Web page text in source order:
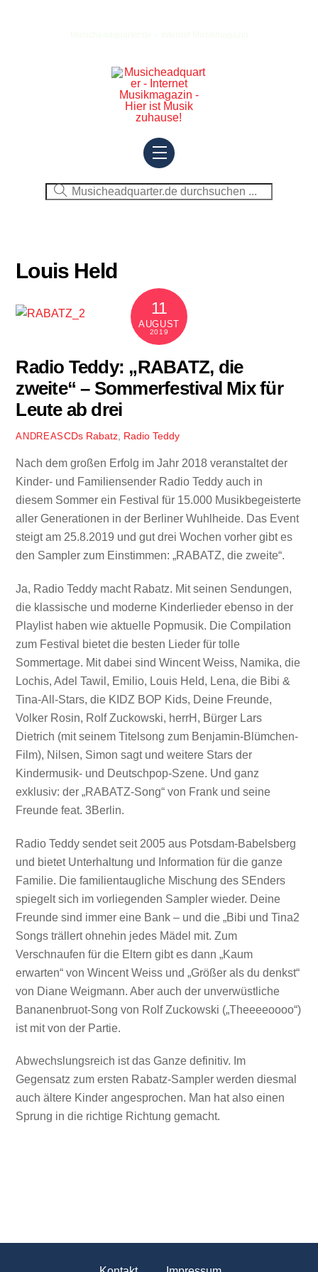
Menu
Louis Held
11
AUGUST
2019
Radio Teddy: „RABATZ, die
zweite“ – Sommerfestival Mix für
Leute ab drei
ANDREASCDs Rabatz, Radio Teddy
Nach dem großen Erfolg im Jahr 2018 veranstaltet der
Kinder- und Familiensender Radio Teddy auch in
diesem Sommer ein Festival für 15.000 Musikbegeisterte
aller Generationen in der Berliner Wuhlheide. Das Event
steigt am 25.8.2019 und gut drei Wochen vorher gibt es
den Sampler zum Einstimmen: „RABATZ, die zweite“.
Ja, Radio Teddy macht Rabatz. Mit seinen Sendungen,
die klassische und moderne Kinderlieder ebenso in der
Playlist haben wie aktuelle Popmusik. Die Compilation
zum Festival bietet die besten Lieder für tolle
Sommertage. Mit dabei sind Wincent Weiss, Namika, die
Lochis, Adel Tawil, Emilio, Louis Held, Lena, die Bibi &
Tina-All-Stars, die KIDZ BOP Kids, Deine Freunde,
Volker Rosin, Rolf Zuckowski, herrH, Bürger Lars
Dietrich (mit seinem Titelsong zum Benjamin-Blümchen-
Film), Nilsen, Simon sagt und weitere Stars der
Kindermusik- und Deutschpop-Szene. Und ganz
exklusiv: der „RABATZ-Song“ von Frank und seine
Freunde feat. 3Berlin.
Radio Teddy sendet seit 2005 aus Potsdam-Babelsberg
und bietet Unterhaltung und Information für die ganze
Familie. Die familientaugliche Mischung des SEnders
spiegelt sich im vorliegenden Sampler wieder. Deine
Freunde sind immer eine Bank – und die „Bibi und Tina2
Songs trällert ohnehin jedes Mädel mit. Zum
Verschnaufen für die Eltern gibt es dann „Kaum
erwarten“ von Wincent Weiss und „Größer als du denkst“
von Diane Weigmann. Aber auch der unverwüstliche
Bananenbruot-Song von Rolf Zuckowski („Theeeeoooo“)
ist mit von der Partie.
Abwechslungsreich ist das Ganze definitiv. Im
Gegensatz zum ersten Rabatz-Sampler werden diesmal
auch ältere Kinder angesprochen. Man hat also einen
Sprung in die richtige Richtung gemacht.